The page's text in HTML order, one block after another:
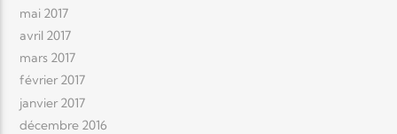
mai 2017
avril 2017
mars 2017
février 2017
janvier 2017
décembre 2016